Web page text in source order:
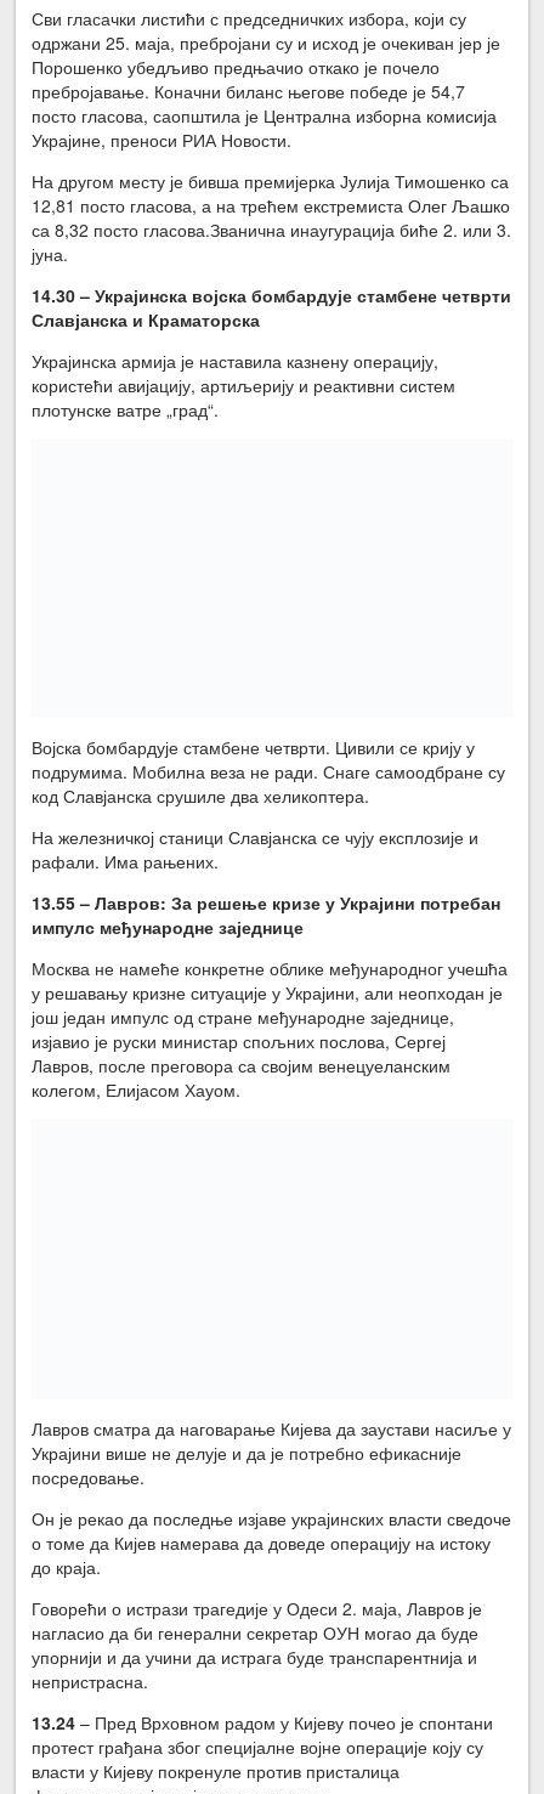
Сви гласачки листићи с председничких избора, који су
одржани 25. маја, пребројани су и исход је очекиван јер је
Порошенко убедљиво предњачио откако је почело
пребројавање. Коначни биланс његове победе је 54,7
посто гласова, саопштила је Централна изборна комисија
Украјине, преноси РИА Новости.
На другом месту је бивша премијерка Јулија Тимошенко са
12,81 посто гласова, а на трећем екстремиста Олег Љашко
са 8,32 посто гласова.Званична инаугурација биће 2. или 3.
јуна.
14.30 – Украјинска војска бомбардује стамбене четврти
Славјанска и Краматорска
Украјинска армија је наставила казнену операцију,
користећи авијацију, артиљерију и реактивни систем
плотунске ватре „град“.
Војска бомбардује стамбене четврти. Цивили се крију у
подрумима. Мобилна веза не ради. Снаге самоодбране су
код Славјанска срушиле два хеликоптера.
На железничкој станици Славјанска се чују експлозије и
рафали. Има рањених.
13.55 – Лавров: За решење кризе у Украјини потребан
импулс међународне заједнице
Москва не намеће конкретне облике међународног учешћа
у решавању кризне ситуације у Украјини, али неопходан је
још један импулс од стране међународне заједнице,
изјавио је руски министар спољних послова, Сергеј
Лавров, после преговора са својим венецуеланским
колегом, Елијасом Хауом.
Лавров сматра да наговарање Кијева да заустави насиље у
Украјини више не делује и да је потребно ефикасније
посредовање.
Он је рекао да последње изјаве украјинских власти сведоче
о томе да Кијев намерава да доведе операцију на истоку
до краја.
Говорећи о истрази трагедије у Одеси 2. маја, Лавров је
нагласио да би генерални секретар ОУН могао да буде
упорнији и да учини да истрага буде транспарентнија и
непристрасна.
13.24 – Пред Врховном радом у Кијеву почео је спонтани
протест грађана због специјалне војне операције коју су
власти у Кијеву покренуле против присталица